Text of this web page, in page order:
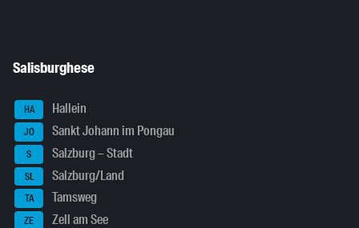
Salisburghese
HA Hallein
JO Sankt Johann im Pongau
S Salzburg – Stadt
SL Salzburg/Land
TA Tamsweg
ZE Zell am See